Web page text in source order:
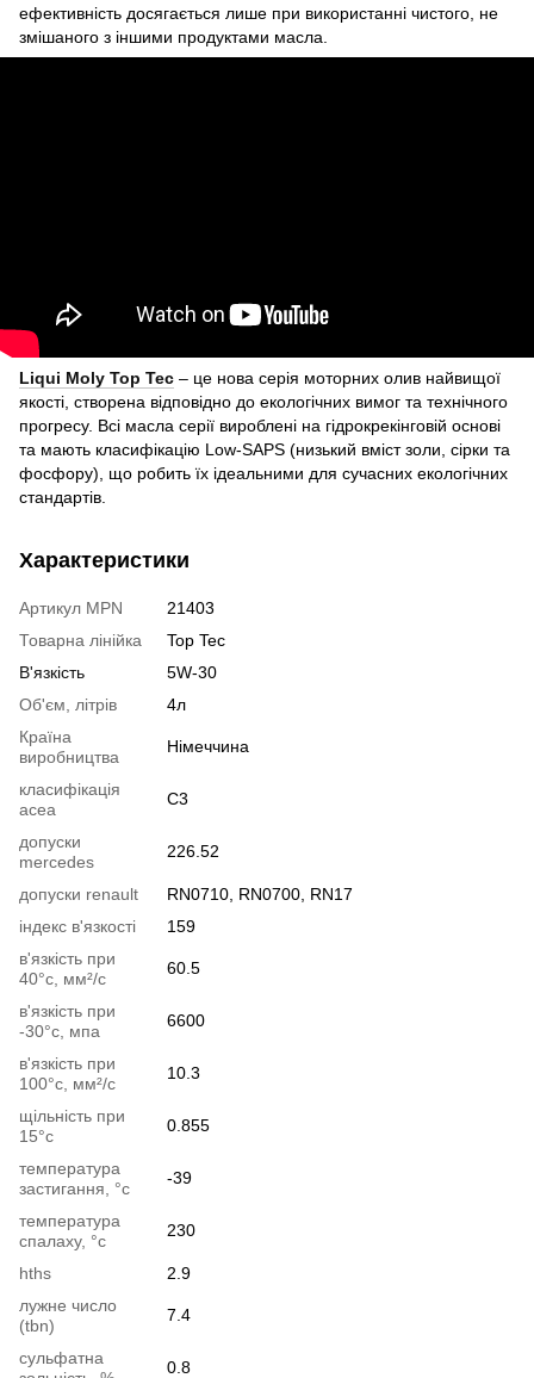
ефективність досягається лише при використанні чистого, не
змішаного з іншими продуктами масла.
Liqui Moly Top Tec – це нова серія моторних олив найвищої
якості, створена відповідно до екологічних вимог та технічного
прогресу. Всі масла серії вироблені на гідрокрекінговій основі
та мають класифікацію Low-SAPS (низький вміст золи, сірки та
фосфору), що робить їх ідеальними для сучасних екологічних
стандартів.
Характеристики
Артикул MPN
21403
Товарна лінійка
Top Tec
В'язкість
5W-30
Об'єм, літрів
4л
Країна
виробництва
Німеччина
класифікація
acea
C3
допуски
mercedes
226.52
допуски renault
RN0710, RN0700, RN17
індекс в'язкості
159
в'язкість при
40°c, мм²/с
60.5
в'язкість при
-30°c, мпа
6600
в'язкість при
100°c, мм²/с
10.3
щільність при
15°c
0.855
температура
застигання, °c
-39
температура
спалаху, °c
230
hths
2.9
лужне число
(tbn)
7.4
сульфатна
0.8